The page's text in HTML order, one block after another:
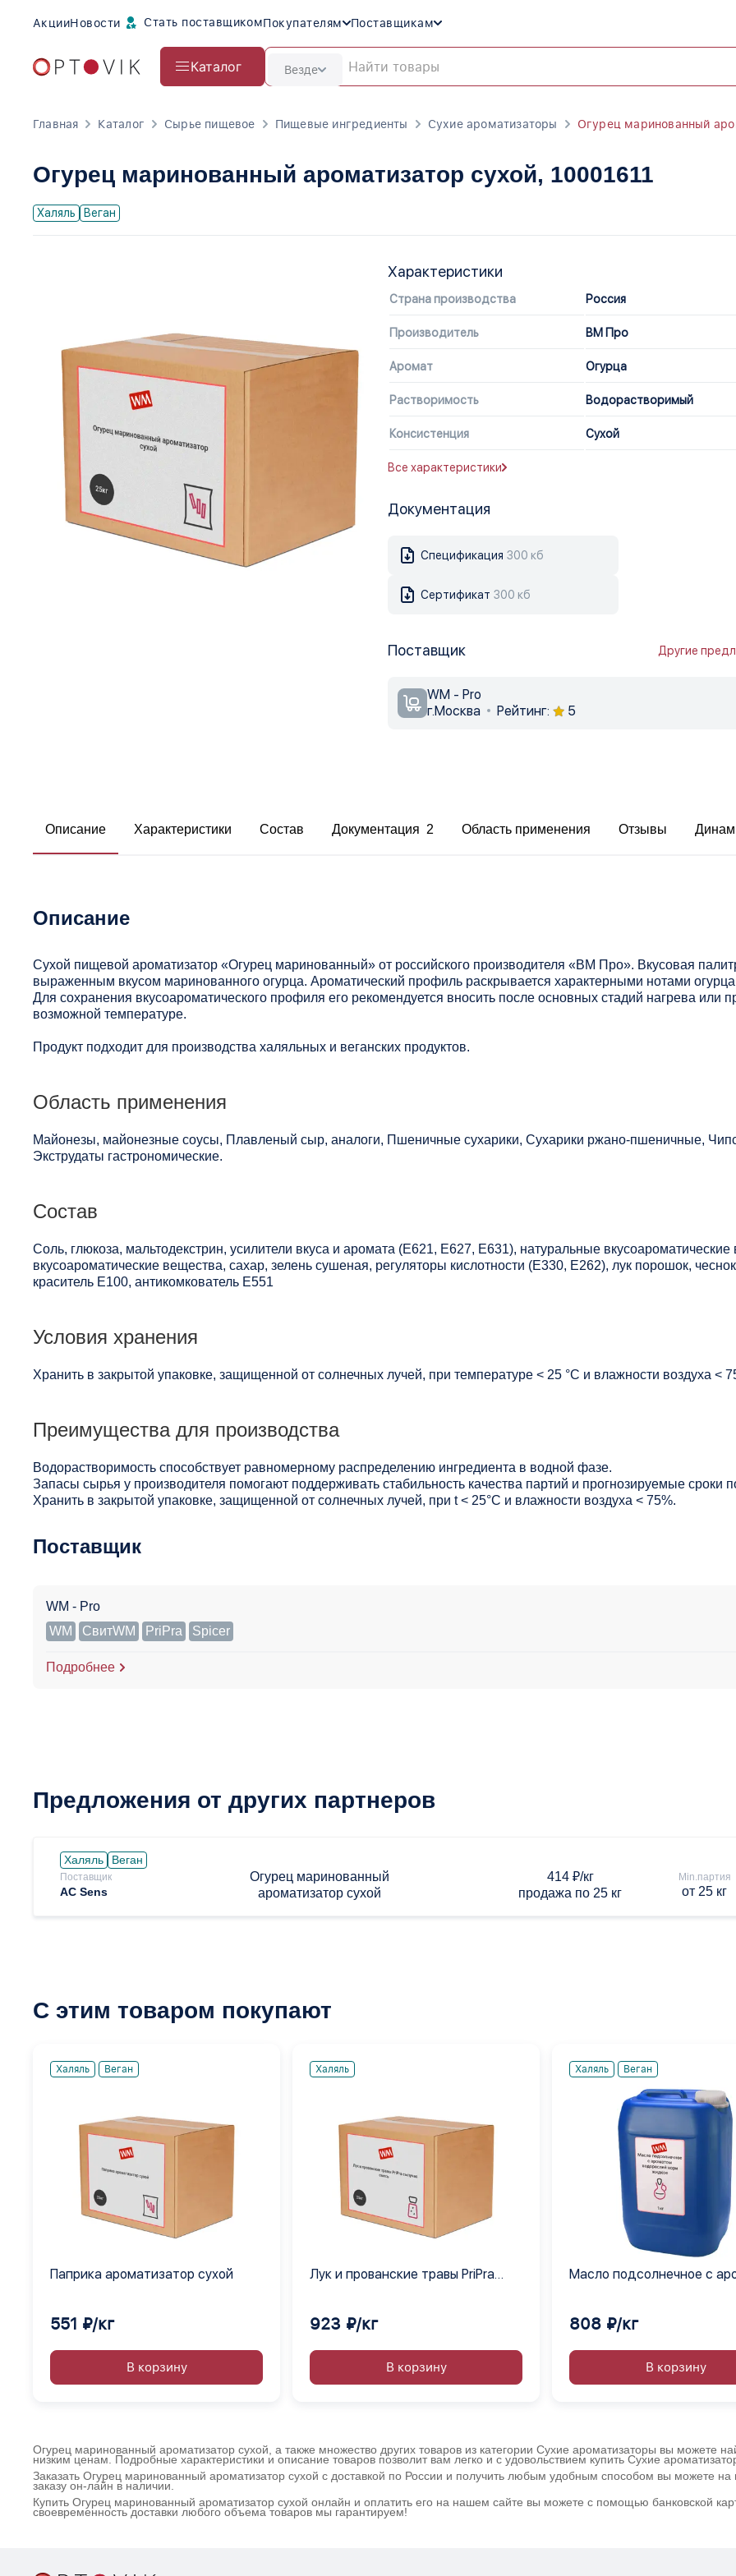
АкцииНовости Стать поставщикомПокупателям Поставщикам
Каталог Везде
Главная Каталог Сырье пищевое Пищевые ингредиенты Сухие ароматизаторы Огурец маринованный
Огурец маринованный ароматизатор сухой, 10001611
Халяль Веган
Характеристики
Страна производства Россия
Производитель ВМ Про
Аромат Огурца
Растворимость Водорастворимый
Консистенция Сухой
Все характеристики
Документация
Спецификация 300 кб
Сертификат 300 кб
Поставщик Другие
WM - Pro
г.Москва
Рейтинг: 5
Описание Характеристики Состав Документация 2 Область применения Отзывы
Описание
Сухой пищевой ароматизатор «Огурец маринованный» от российского производителя «ВМ Про». Вкусовая
выраженным вкусом маринованного огурца. Ароматический профиль раскрывается характерными нотами
Для сохранения вкусоароматического профиля его рекомендуется вносить после основных стадий нагрева или
возможной температуре.
Продукт подходит для производства халяльных и веганских продуктов.
Область применения
Майонезы, майонезные соусы, Плавленый сыр, аналоги, Пшеничные сухарики, Сухарики ржано-пшеничные,
Экструдаты гастрономические.
Состав
Соль, глюкоза, мальтодекстрин, усилители вкуса и аромата (Е621, Е627, Е631), натуральные вкусоароматические
вкусоароматические вещества, сахар, зелень сушеная, регуляторы кислотности (Е330, Е262), лук порошок,
краситель Е100, антикомкователь Е551
Условия хранения
Хранить в закрытой упаковке, защищенной от солнечных лучей, при температуре < 25 °C и влажности воздуха <
Преимущества для производства
Водорастворимость способствует равномерному распределению ингредиента в водной фазе.
Запасы сырья у производителя помогают поддерживать стабильность качества партий и прогнозируемые сроки
Хранить в закрытой упаковке, защищенной от солнечных лучей, при t < 25°С и влажности воздуха < 75%.
Поставщик
WM - Pro
WM
СвитWM PriPra Spicer
Подробнее
Предложения от других партнеров
Халяль Веган
Поставщик
AC Sens
Огурец маринованный
ароматизатор сухой
414 ₽/кг
продажа по 25 кг
Min.партия
от 25 кг
С этим товаром покупают
Халяль Веган
Паприка ароматизатор сухой
551 ₽/кг
В корзину
Халяль
Лук и прованские травы PriPra
923 ₽/кг
В корзину
Халяль Веган
Масло подсолнечное с
808 ₽/кг
В корзину
Огурец маринованный ароматизатор сухой, а также множество других товаров из категории Сухие ароматизаторы вы можете
низким ценам. Подробные характеристики и описание товаров позволит вам легко и с удовольствием купить Сухие
Заказать Огурец маринованный ароматизатор сухой с доставкой по России и получить любым удобным способом вы можете
заказу он-лайн в наличии.
Купить Огурец маринованный ароматизатор сухой онлайн и оплатить его на нашем сайте вы можете с помощью банковской
своевременность доставки любого объема товаров мы гарантируем!